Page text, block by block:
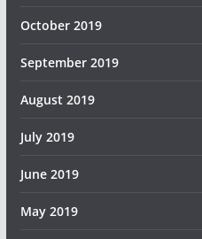
October 2019
September 2019
August 2019
July 2019
June 2019
May 2019